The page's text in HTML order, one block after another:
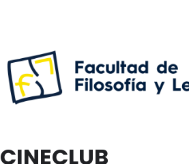
CINECLUB